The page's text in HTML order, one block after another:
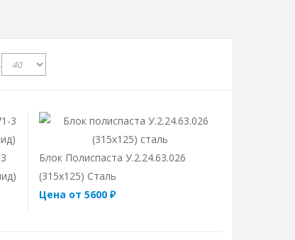
Блок Полиспаста У.2.24.63.026
(315х125) Сталь
Цена от 5600 ₽